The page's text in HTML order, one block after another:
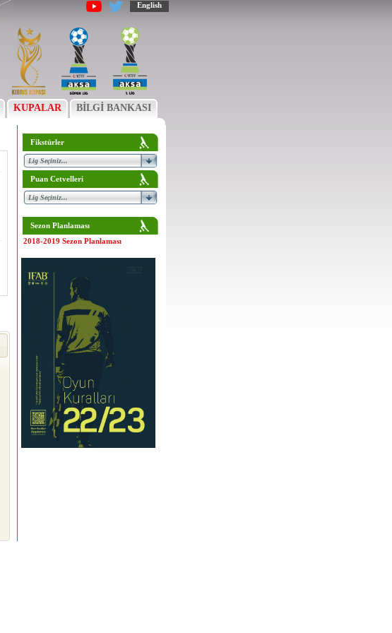
English
KUPALAR BİLGİ BANKASI
Fikstürler
Puan Cetvelleri
Sezon Planlaması
2018-2019 Sezon Planlaması